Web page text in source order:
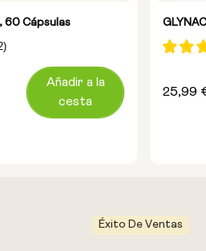
60 Cápsulas
Añadir a la
cesta
Precio
25,99
Éxito De Ventas